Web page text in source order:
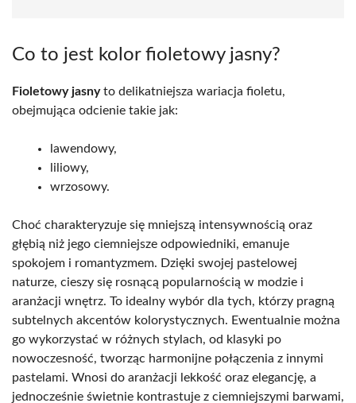
Co to jest kolor fioletowy jasny?
Fioletowy jasnyto delikatniejsza wariacja fioletu,
obejmująca odcienie takie jak:
lawendowy,
liliowy,
wrzosowy.
Choć charakteryzuje się mniejszą intensywnością oraz
głębią niż jego ciemniejsze odpowiedniki, emanuje
spokojem i romantyzmem. Dzięki swojej pastelowej
naturze, cieszy się rosnącą popularnością w modzie i
aranżacji wnętrz. To idealny wybór dla tych, którzy pragną
subtelnych akcentów kolorystycznych. Ewentualnie można
go wykorzystać w różnych stylach, od klasyki po
nowoczesność, tworząc harmonijne połączenia z innymi
pastelami. Wnosi do aranżacji lekkość oraz elegancję, a
jednocześnie świetnie kontrastuje z ciemniejszymi barwami,